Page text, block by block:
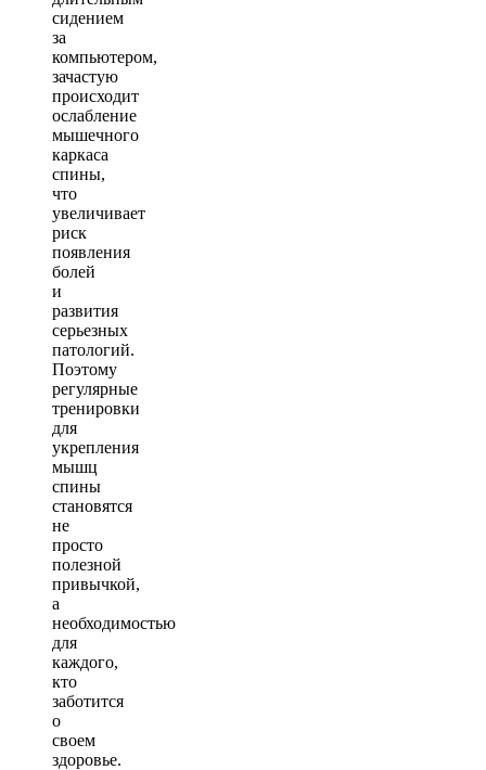
сидением
за
компьютером,
зачастую
происходит
ослабление
мышечного
каркаса
спины,
что
увеличивает
риск
появления
болей
и
развития
серьезных
патологий.
Поэтому
регулярные
тренировки
для
укрепления
мышц
спины
становятся
не
просто
полезной
привычкой,
а
необходимостью
для
каждого,
кто
заботится
о
своем
здоровье.